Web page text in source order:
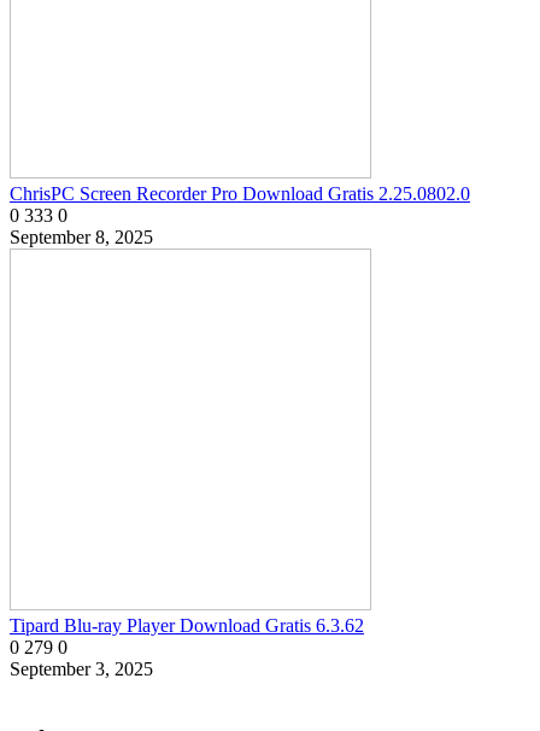
ChrisPC Screen Recorder Pro Download Gratis 2.25.0802.0
0 333 0
September 8, 2025
Tipard Blu-ray Player Download Gratis 6.3.62
0 279 0
September 3, 2025